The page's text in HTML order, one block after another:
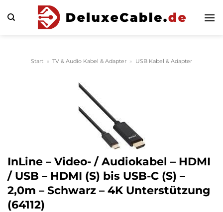
Inhalt
Start » TV & Audio Kabel & Adapter » USB Kabel & Adapter
InLine – Video- / Audiokabel – HDMI
/ USB – HDMI (S) bis USB-C (S) –
2,0m – Schwarz – 4K Unterstützung
(64112)